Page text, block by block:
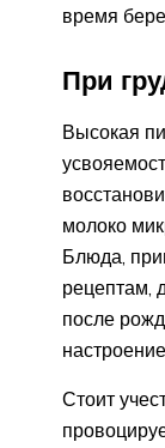
время
При
Высокая
молоко
Блюда,
рецептам,
после
Стоит